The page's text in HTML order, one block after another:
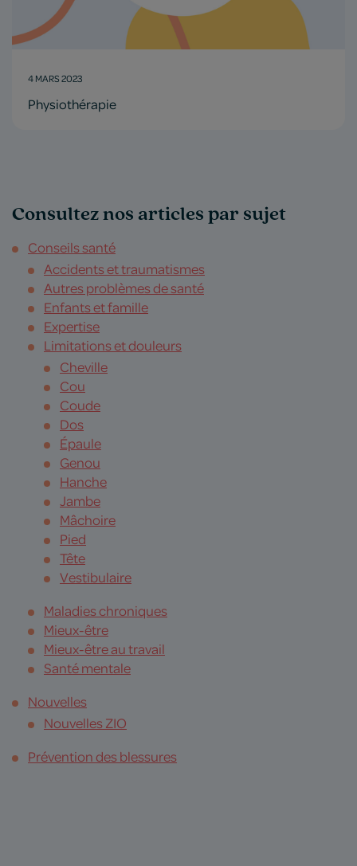
4 MARS 2023
Physiothérapie
Consultez nos articles par sujet
Conseils santé
Accidents et traumatismes
Autres problèmes de santé
Enfants et famille
Expertise
Limitations et douleurs
Cheville
Cou
Coude
Dos
Épaule
Genou
Hanche
Jambe
Mâchoire
Pied
Tête
Vestibulaire
Maladies chroniques
Mieux-être
Mieux-être au travail
Santé mentale
Nouvelles
Nouvelles ZIO
Prévention des blessures